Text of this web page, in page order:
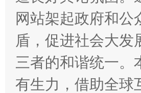
网站架起政府和
盾，促进社会大
三者的和谐统一。
有生力，借助全球